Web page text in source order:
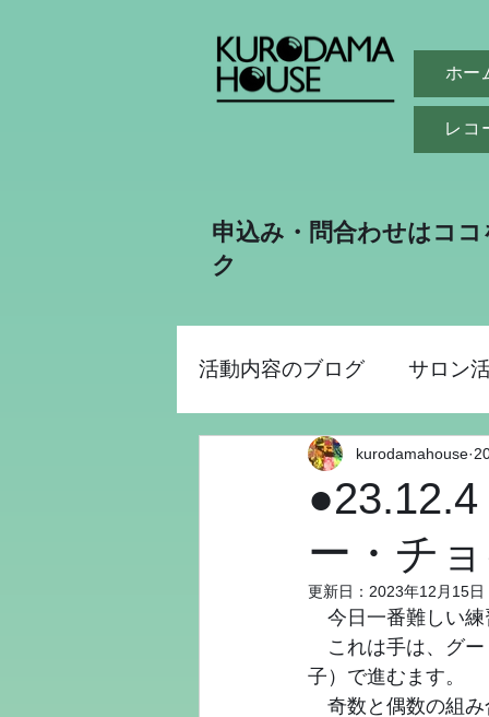
ホー
レコ
申込み・問合わせはコ
ク
活動内容のブログ サロン
助成金事業 昭和パー
ー・チ
kurodamahouse
更新日： 2023年12月15日
今日一番難しい練
これは手は、グー
子）で進むます。
奇数と偶数の組み